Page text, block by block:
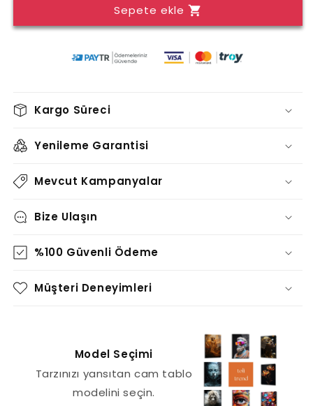
-
TABLO
-
için
Sepete ekle
Kargo Süreci
Yenileme Garantisi
Mevcut Kampanyalar
Bize Ulaşın
%100 Güvenli Ödeme
Müşteri Deneyimleri
Model Seçimi
Tarzınızı yansıtan cam tablo
modelini seçin.